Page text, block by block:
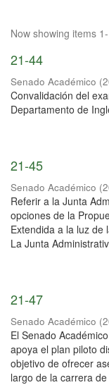
Now showing items
21-44
Senado Académico (
Convalidación del
Departamento de
21-45
Senado Académico (
Referir a la Junta
opciones de la
Extendida a la luz de
La Junta
21-47
Senado Académico (
El Senado
apoya el plan piloto
objetivo de ofrecer
largo de la carrera